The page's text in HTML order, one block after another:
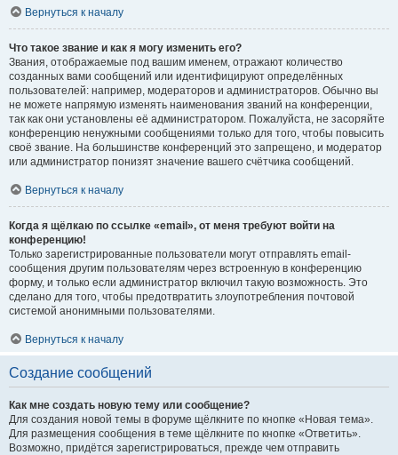
Вернуться к началу
Что такое звание и как я могу изменить его?
Звания, отображаемые под вашим именем, отражают количество
созданных вами сообщений или идентифицируют определённых
пользователей: например, модераторов и администраторов. Обычно вы
не можете напрямую изменять наименования званий на конференции,
так как они установлены её администратором. Пожалуйста, не засоряйте
конференцию ненужными сообщениями только для того, чтобы повысить
своё звание. На большинстве конференций это запрещено, и модератор
или администратор понизят значение вашего счётчика сообщений.
Вернуться к началу
Когда я щёлкаю по ссылке «email», от меня требуют войти на
конференцию!
Только зарегистрированные пользователи могут отправлять email-
сообщения другим пользователям через встроенную в конференцию
форму, и только если администратор включил такую возможность. Это
сделано для того, чтобы предотвратить злоупотребления почтовой
системой анонимными пользователями.
Вернуться к началу
Создание сообщений
Как мне создать новую тему или сообщение?
Для создания новой темы в форуме щёлкните по кнопке «Новая тема».
Для размещения сообщения в теме щёлкните по кнопке «Ответить».
Возможно, придётся зарегистрироваться, прежде чем отправить